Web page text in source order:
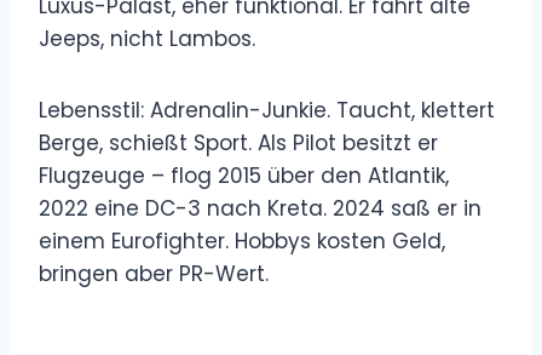
Jeeps, nicht Lambos.
Lebensstil: Adrenalin-Junkie. Taucht, klettert
Berge, schießt Sport. Als Pilot besitzt er
Flugzeuge – flog 2015 über den Atlantik,
2022 eine DC-3 nach Kreta. 2024 saß er in
einem Eurofighter. Hobbys kosten Geld,
bringen aber PR-Wert.